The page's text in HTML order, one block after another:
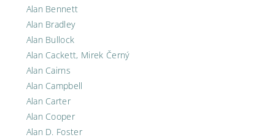
Alan Bennett
Alan Bradley
Alan Bullock
Alan Cackett, Mirek Černý
Alan Cairns
Alan Campbell
Alan Carter
Alan Cooper
Alan D. Foster